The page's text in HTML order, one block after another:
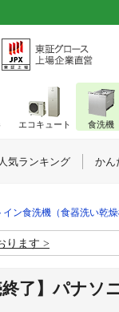
イン食洗機（食器洗い乾燥
ります
終了】パナソ
エコキュート 食洗機
人気ランキング かん